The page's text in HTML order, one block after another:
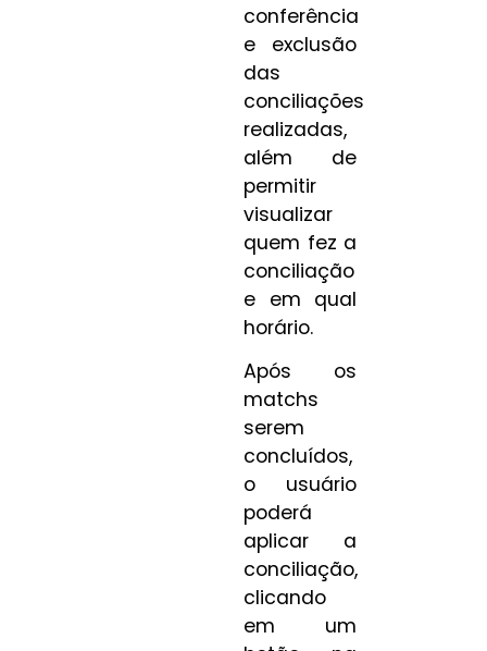
conferência
e exclusão
das
conciliações
realizadas,
além de
permitir
visualizar
quem fez a
conciliação
e em qual
horário.
Após os
matchs
serem
concluídos,
o usuário
poderá
aplicar a
conciliação,
clicando
em um